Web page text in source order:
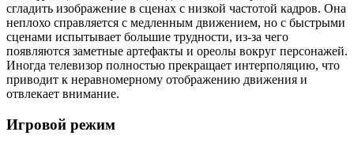
сгладить изображение в сценах с низкой частотой кадров. Она
неплохо справляется с медленным движением, но с быстрыми
сценами испытывает большие трудности, из-за чего
появляются заметные артефакты и ореолы вокруг персонажей.
Иногда телевизор полностью прекращает интерполяцию, что
приводит к неравномерному отображению движения и
отвлекает внимание.
Игровой режим